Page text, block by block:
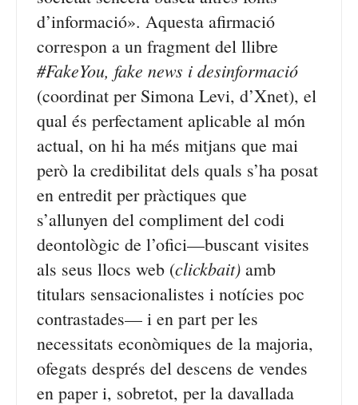
d’informació». Aquesta afirmació
correspon a un fragment del llibre
#FakeYou, fake news i desinformació
(coordinat per Simona Levi, d’Xnet), el
qual és perfectament aplicable al món
actual, on hi ha més mitjans que mai
però la credibilitat dels quals s’ha posat
en entredit per pràctiques que
s’allunyen del compliment del codi
deontològic de l’ofici—buscant visites
als seus llocs web (clickbait) amb
titulars sensacionalistes i notícies poc
contrastades— i en part per les
necessitats econòmiques de la majoria,
ofegats després del descens de vendes
en paper i, sobretot, per la davallada